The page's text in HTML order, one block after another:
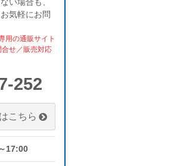
い場合も、
気軽にお問
用の通販サイト
せ／販売対応
252
こちら
17:00